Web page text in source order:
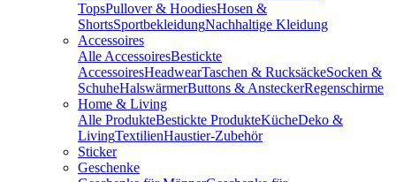
TopsPullover & HoodiesHosen &
ShortsSportbekleidungNachhaltige Kleidung
Accessoires
Alle AccessoiresBestickte
AccessoiresHeadwearTaschen & RucksäckeSocken &
SchuheHalswärmerButtons & AnsteckerRegenschirme
Home & Living
Alle ProdukteBestickte ProdukteKücheDeko &
LivingTextilienHaustier-Zubehör
Sticker
Geschenke